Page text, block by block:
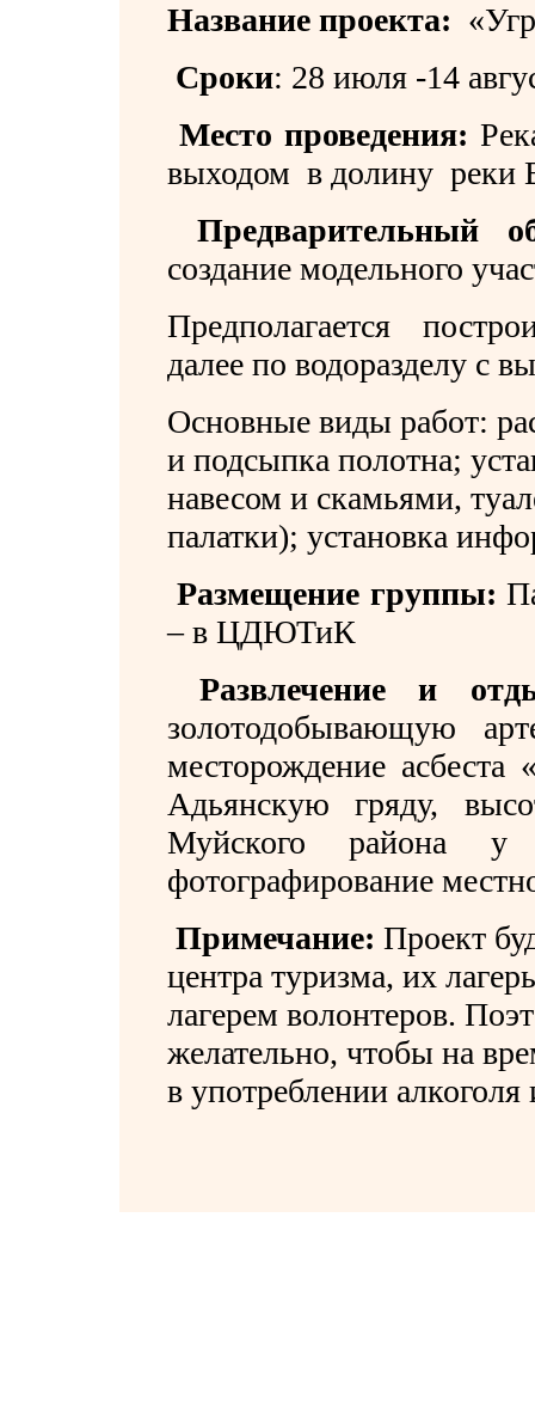
Название проекта:
Сроки: 28 июля -14
Место проведения:
выходом в долину реки
Предварительный
создание модельного
Предполагается
далее по водоразделу с
Основные виды работ:
и подсыпка полотна;
навесом и скамьями,
палатки); установка
Размещение группы:
– в ЦДЮТиК
Развлечение и
золотодобывающую
месторождение
Адьянскую гряду,
Муйского района у
фотографирование
Примечание: Проект
центра туризма, их
лагерем волонтеров.
желательно, чтобы на
в употреблении